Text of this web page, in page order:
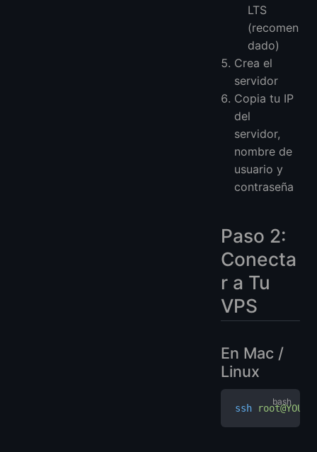
LTS
(recomen
dado)
Crea el
servidor
Copia tu IP
del
servidor,
nombre de
usuario y
contraseña
Paso 2:
Conecta
r a Tu
VPS
En Mac /
Linux
ssh